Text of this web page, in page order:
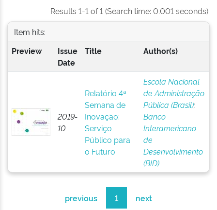
Results 1-1 of 1 (Search time: 0.001 seconds).
Item hits:
Preview
Issue
Date
Title Author(s)
2019-
10
Relatório 4ª
Semana de
Inovação:
Serviço
Público para
o Futuro
Escola Nacional
de Administração
Pública (Brasil);
Banco
Interamericano
de
Desenvolvimento
(BID)
previous 1 next